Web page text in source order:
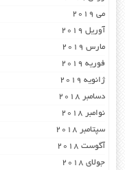
می 2019
آوریل 2019
مارس 2019
فوریه 2019
ژانویه 2019
دسامبر 2018
نوامبر 2018
سپتامبر 2018
آگوست 2018
جولای 2018